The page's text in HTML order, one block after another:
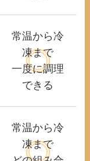
常温から冷
凍まで
一度に調理
できる
常温から冷
凍まで